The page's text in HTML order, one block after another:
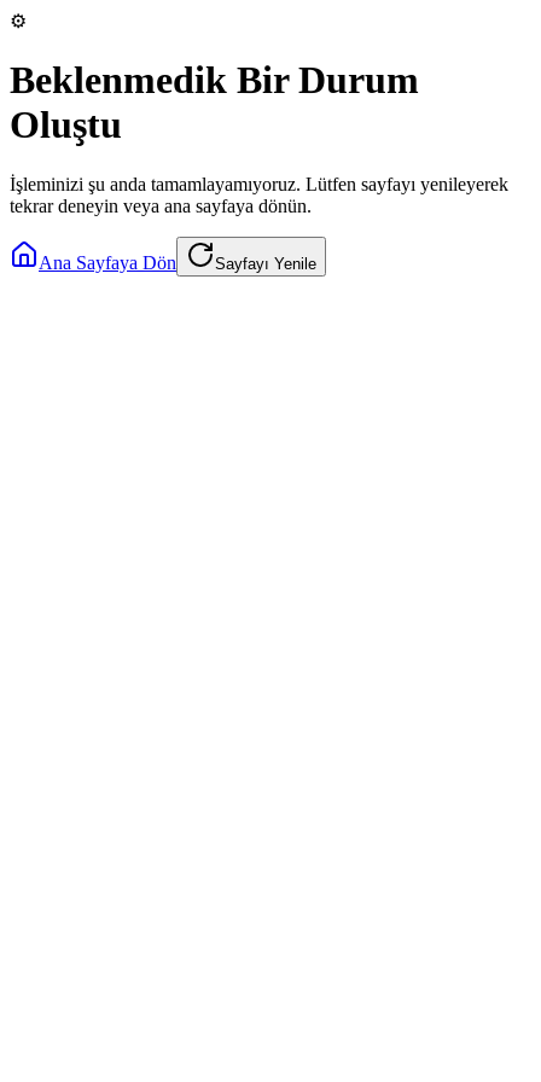
⚙️
Beklenmedik Bir Durum
Oluştu
İşleminizi şu anda tamamlayamıyoruz. Lütfen sayfayı yenileyerek
tekrar deneyin veya ana sayfaya dönün.
Ana Sayfaya Dön Sayfayı Yenile